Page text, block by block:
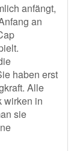
anfängt,
an
haben erst
Alle
wirken in
sie